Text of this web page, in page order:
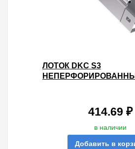
ЛОТОК DKC S3
414.69 ₽
в наличии
Добавить в